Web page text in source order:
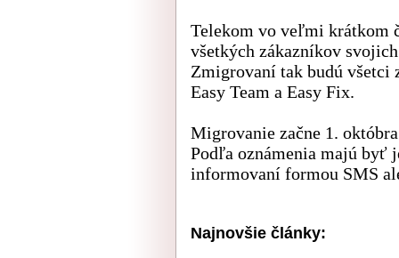
Telekom vo veľmi krátkom
všetkých zákazníkov
Zmigrovaní tak budú všetci
Easy Team a Easy Fix.
Migrovanie začne 1.
Podľa oznámenia majú byť
informovaní formou SMS
Najnovšie články: